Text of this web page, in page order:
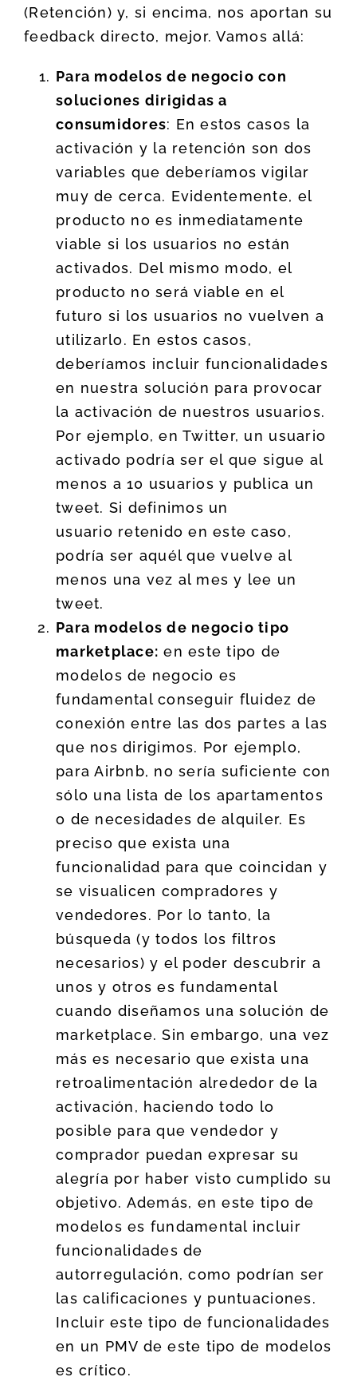
(Retención) y, si encima, nos aportan su
feedback directo, mejor. Vamos allá:
Para modelos de negocio con
soluciones dirigidas a
consumidores: En estos casos la
activación y la retención son dos
variables que deberíamos vigilar
muy de cerca. Evidentemente, el
producto no es inmediatamente
viable si los usuarios no están
activados. Del mismo modo, el
producto no será viable en el
futuro si los usuarios no vuelven a
utilizarlo. En estos casos,
deberíamos incluir funcionalidades
en nuestra solución para provocar
la activación de nuestros usuarios.
Por ejemplo, en Twitter, un usuario
activado podría ser el que sigue al
menos a 10 usuarios y publica un
tweet. Si definimos un
usuario retenido en este caso,
podría ser aquél que vuelve al
menos una vez al mes y lee un
tweet.
Para modelos de negocio tipo
marketplace: en este tipo de
modelos de negocio es
fundamental conseguir fluidez de
conexión entre las dos partes a las
que nos dirigimos. Por ejemplo,
para Airbnb, no sería suficiente con
sólo una lista de los apartamentos
o de necesidades de alquiler. Es
preciso que exista una
funcionalidad para que coincidan y
se visualicen compradores y
vendedores. Por lo tanto, la
búsqueda (y todos los filtros
necesarios) y el poder descubrir a
unos y otros es fundamental
cuando diseñamos una solución de
marketplace. Sin embargo, una vez
más es necesario que exista una
retroalimentación alrededor de la
activación, haciendo todo lo
posible para que vendedor y
comprador puedan expresar su
alegría por haber visto cumplido su
objetivo. Además, en este tipo de
modelos es fundamental incluir
funcionalidades de
autorregulación, como podrían ser
las calificaciones y puntuaciones.
Incluir este tipo de funcionalidades
en un PMV de este tipo de modelos
es crítico.